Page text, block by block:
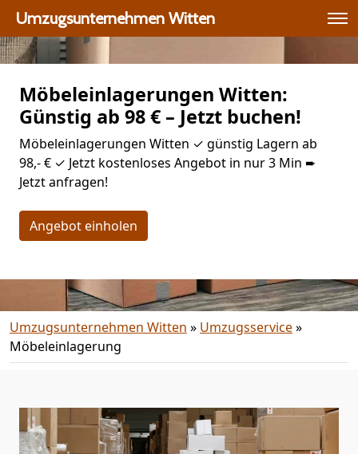
Umzugsunternehmen Witten
Möbeleinlagerungen Witten:
Günstig ab 98 € – Jetzt buchen!
Möbeleinlagerungen Witten ✓ günstig Lagern ab
98,- € ✓ Jetzt kostenloses Angebot in nur 3 Min ➨
Jetzt anfragen!
Angebot einholen
Umzugsunternehmen Witten » Umzugsservice»
Möbeleinlagerung